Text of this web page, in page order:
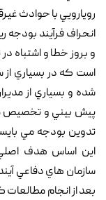
رويارويي با حوادث
انحراف فرآيند بودجه
و بروز خطا و اشتباه
است که در بسياري از
شده و بسياري از
پيش بيني و تخصيص
تدوين بودجه مي
اين اساس هدف اصلي
سازمان هاي دفاعي
بعد از انجام